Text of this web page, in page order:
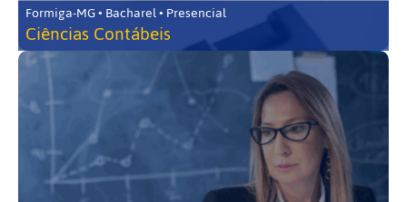
Formiga-MG • Bacharel • Presencial
Ciências Contábeis